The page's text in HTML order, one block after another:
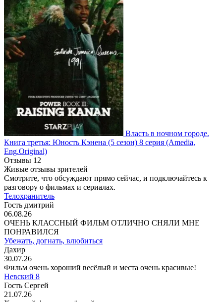
Власть в ночном городе.
Книга третья: Юность Кэнена (5 сезон) 8 серия (Amedia,
Eng.Original)
Отзывы 12
Живые отзывы зрителей
Смотрите, что обсуждают прямо сейчас, и подключайтесь к
разговору о фильмах и сериалах.
Телохранитель
Гость дмитрий
06.08.26
ОЧЕНЬ КЛАССНЫЙ ФИЛЬМ ОТЛИЧНО СНЯЛИ МНЕ
ПОНРАВИЛСЯ
Убежать, догнать, влюбиться
Дахир
30.07.26
Фильм очень хороший весёлый и места очень красивые!
Невский 8
Гость Сергей
21.07.26